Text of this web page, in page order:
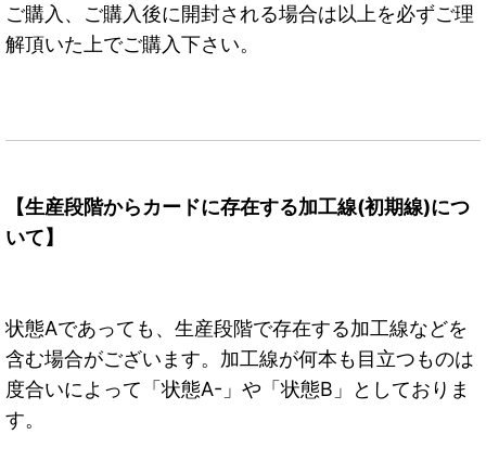
ご購入、ご購入後に開封される場合は以上を必ずご理
解頂いた上でご購入下さい。
【生産段階からカードに存在する加工線(初期線)につ
いて】
状態Aであっても、生産段階で存在する加工線などを
含む場合がございます。加工線が何本も目立つものは
度合いによって「状態A-」や「状態B」としておりま
す。